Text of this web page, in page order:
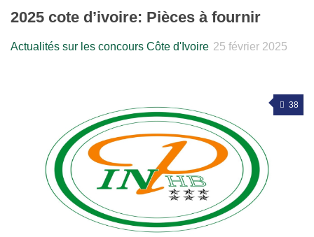
2025 cote d’ivoire: Pièces à fournir
Actualités sur les concours Côte d'Ivoire 25 février 2025
38